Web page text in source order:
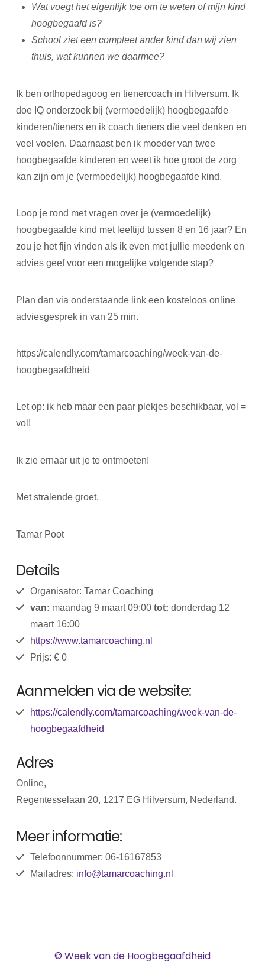
Wat voegt het eigenlijk toe om te weten of mijn kind
hoogbegaafd is?
School ziet een compleet ander kind dan wij zien
thuis, wat kunnen we daarmee?
Ik ben orthopedagoog en tienercoach in Hilversum. Ik
doe IQ onderzoek bij (vermoedelijk) hoogbegaafde
kinderen/tieners en ik coach tieners die veel denken en
veel voelen. Daarnaast ben ik moeder van twee
hoogbegaafde kinderen en weet ik hoe groot de zorg
kan zijn om je (vermoedelijk) hoogbegaafde kind.
Loop je rond met vragen over je (vermoedelijk)
hoogbegaafde kind met leeftijd tussen 8 en 16 jaar? En
zou je het fijn vinden als ik even met jullie meedenk en
advies geef voor een mogelijke volgende stap?
Plan dan via onderstaande link een kosteloos online
adviesgesprek in van 25 min.
https://calendly.com/tamarcoaching/week-van-de-
hoogbegaafdheid
Let op: ik heb maar een paar plekjes beschikbaar, vol =
vol!
Ik zie ernaar uit je te ontmoeten!
Met stralende groet,
Tamar Poot
Details
Organisator: Tamar Coaching
van: maandag 9 maart 09:00 tot: donderdag 12
maart 16:00
https://www.tamarcoaching.nl
Prijs: € 0
Aanmelden via de website:
https://calendly.com/tamarcoaching/week-van-de-
hoogbegaafdheid
Adres
Online,
Regentesselaan 20, 1217 EG Hilversum, Nederland.
Meer informatie:
Telefoonnummer: 06-16167853
Mailadres: info@tamarcoaching.nl
© Week van de Hoogbegaafdheid